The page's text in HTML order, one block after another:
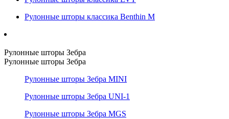
Рулонные шторы классика Benthin M
Рулонные шторы Зебра
Рулонные шторы Зебра
Рулонные шторы Зебра MINI
Рулонные шторы Зебра UNI-1
Рулонные шторы Зебра MGS